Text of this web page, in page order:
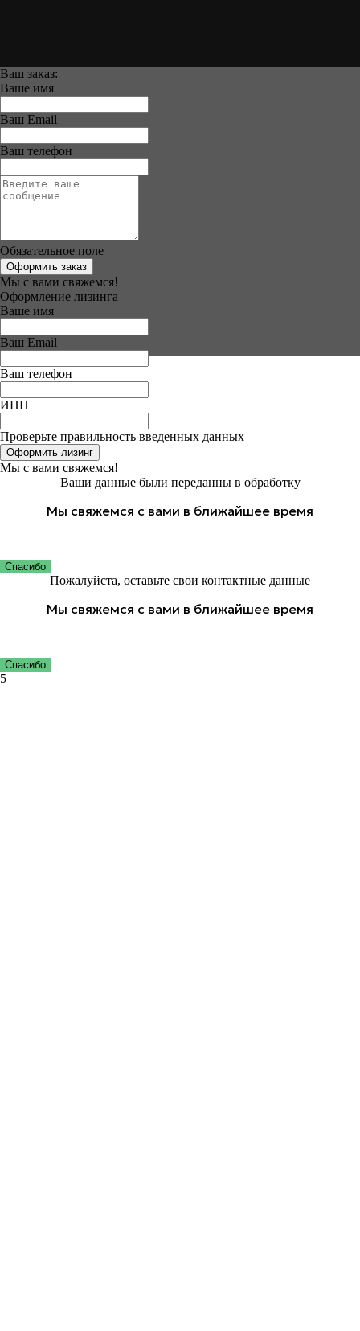
Телефон+7 920 887 83 03
WhatsApp:
г. Калуга, ул. Болдина д. 71, оф. 229
(с) 2024 ООО "Базовые Машины"
Ваш заказ:
Ваше имя
Ваш Email
Ваш телефон
Обязательное поле
Оформить заказ
Мы с вами свяжемся!
Оформление лизинга
Ваше имя
Ваш Email
Ваш телефон
ИНН
Проверьте правильность введенных данных
Оформить лизинг
Мы с вами свяжемся!
Ваши данные были переданны в обработку
Мы свяжемся с вами в ближайшее время
Спасибо
Пожалуйста, оставьте свои контактные данные
Мы свяжемся с вами в ближайшее время
Спасибо
5